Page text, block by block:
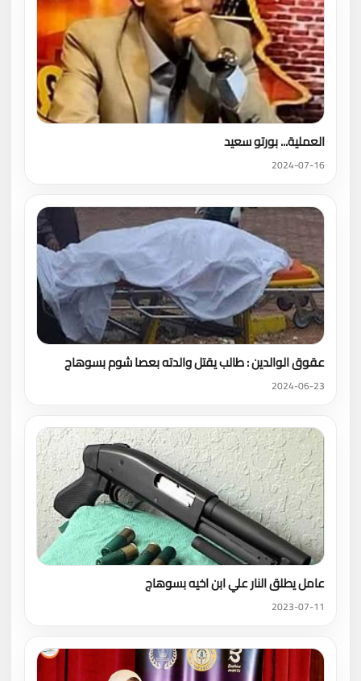
العملية... بورتو سعيد
2024-07-16
عقوق الوالدين : طالب يقتل والدته بعصا شوم بسوهاج
2024-06-23
عامل يطلق النار علي ابن اخيه بسوهاج
2023-07-11